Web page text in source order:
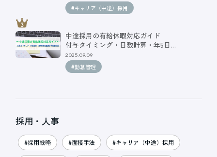
#キャリア（中途）採用
中途採用の有給休暇対応ガイド
付与タイミング・日数計算・年5日…
2025.09.09
#勤怠管理
採用・人事
#採用戦略 #面接手法 #キャリア（中途）採用